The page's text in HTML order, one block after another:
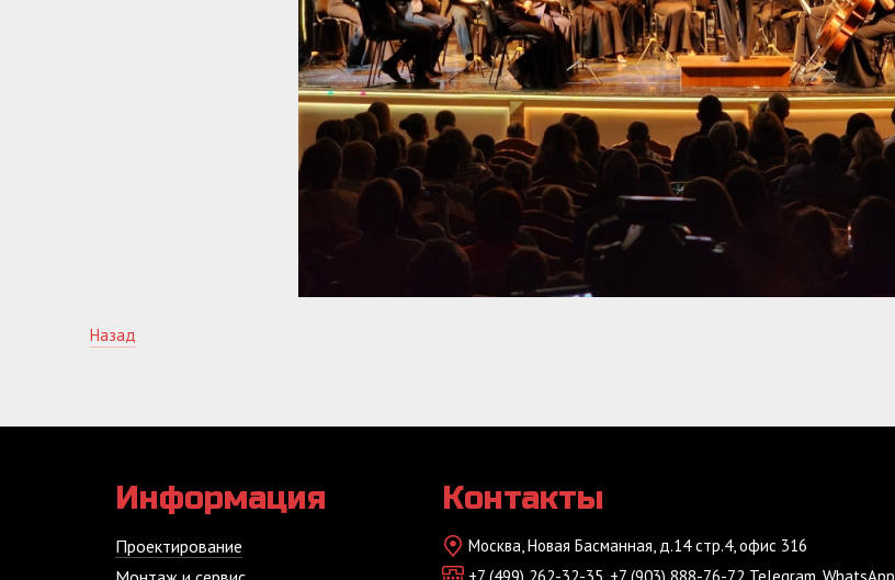
Назад
Информация
Проектирование
Контакты
Москва, Новая Басманная, д.14 стр.4, офис 316